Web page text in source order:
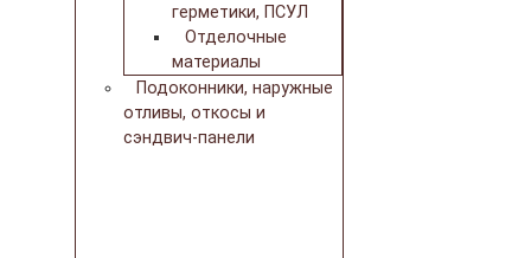
герметики, ПСУЛ
Отделочные
материалы
Подоконники, наружные
отливы, откосы и
сэндвич-панели